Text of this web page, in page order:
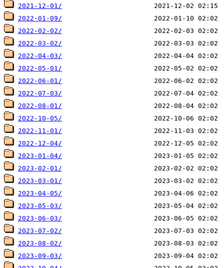
2021-12-01/
2022-01-09/
2022-02-02/
2022-03-02/
2022-04-03/
2022-05-01/
2022-06-01/
2022-07-03/
2022-08-01/
2022-10-05/
2022-11-01/
2022-12-04/
2023-01-04/
2023-02-01/
2023-03-01/
2023-04-05/
2023-05-03/
2023-06-03/
2023-07-02/
2023-08-02/
2023-09-03/